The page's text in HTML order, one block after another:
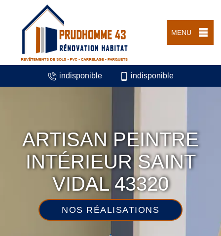
MENU
indisponible indisponible
ARTISAN PEINTRE
INTÉRIEUR SAINT
VIDAL 43320
NOS RÉALISATIONS